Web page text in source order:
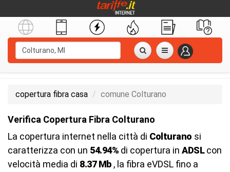
copertura fibra casa comune Colturano
Verifica Copertura Fibra Colturano
La copertura internet nella città di Colturano si
caratterizza con un 54.94% di copertura in ADSLcon
velocità media di 8.37 Mb, la fibra eVDSL fino a